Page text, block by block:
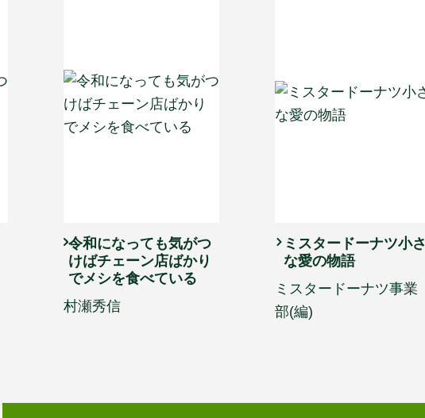
令和になっても気がつ
けばチェーン店ばかり
でメシを食べている
村瀬秀信
ミスタードーナツ小
な愛の物語
ミスタードーナツ事業
部(編)